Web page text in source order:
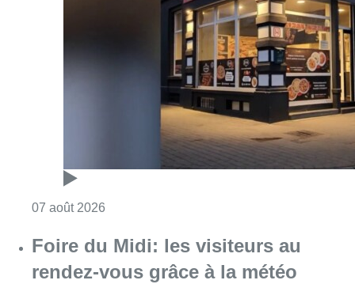
07 août 2026
Foire du Midi: les visiteurs au
rendez-vous grâce à la météo